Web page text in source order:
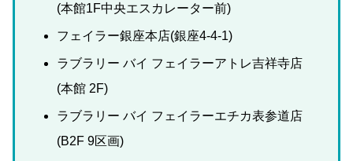
(本館1F中央エスカレーター前)
フェイラー銀座本店(銀座4-4-1)
ラブラリー バイ フェイラーアトレ吉祥寺店
(本館 2F)
ラブラリー バイ フェイラーエチカ表参道店
(B2F 9区画)